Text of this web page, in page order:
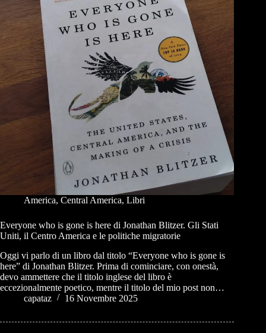
America, Central America, Libri
Everyone who is gone is here di Jonathan Blitzer. Gli Stati
Uniti, il Centro America e le politiche migratorie
Oggi vi parlo di un libro dal titolo “Everyone who is gone is
here” di Jonathan Blitzer. Prima di cominciare, con onestà,
devo ammettere che il titolo inglese del libro è
eccezionalmente poetico, mentre il titolo del mio post non…
capataz
16 Novembre 2025